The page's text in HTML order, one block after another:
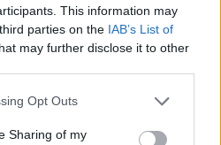
This information may
parties on the IAB’s List of
may further disclose it to other
app uses one or more Google
behaviour. You may click to
Opt Outs
Sharing of my